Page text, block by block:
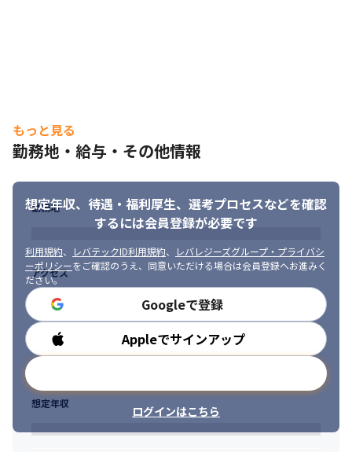
もっと見る
勤務地・給与・その他情報
想定年収、待遇・福利厚生、 選考プロセスなどを確認
するには会員登録が必要です
利用規約、 レバテックID利用規約、
レバレジーズグループ・プライバシ
ーポリシーをご確認のうえ、同意いただける場合は会員登録へお進みく
ださい。
Googleで登録
Appleでサインアップ
ログインはこちら
勤務地
アクセス
勤務時間
想定年収